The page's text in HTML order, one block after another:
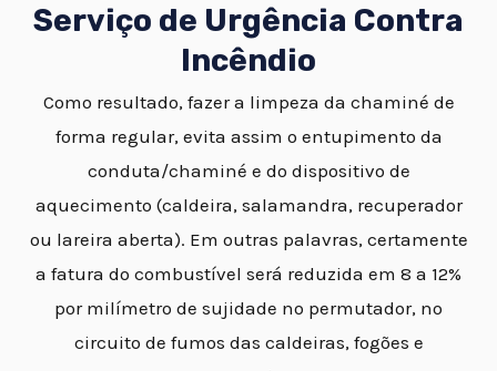
Serviço de Urgência Contra
Incêndio
Como resultado, fazer a limpeza da chaminé de
forma regular, evita assim o entupimento da
conduta/chaminé e do dispositivo de
aquecimento (caldeira, salamandra, recuperador
ou lareira aberta). Em outras palavras, certamente
a fatura do combustível será reduzida em 8 a 12%
por milímetro de sujidade no permutador, no
circuito de fumos das caldeiras, fogões e